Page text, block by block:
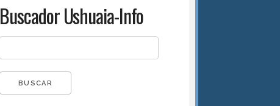
Buscador Ushuaia-Info